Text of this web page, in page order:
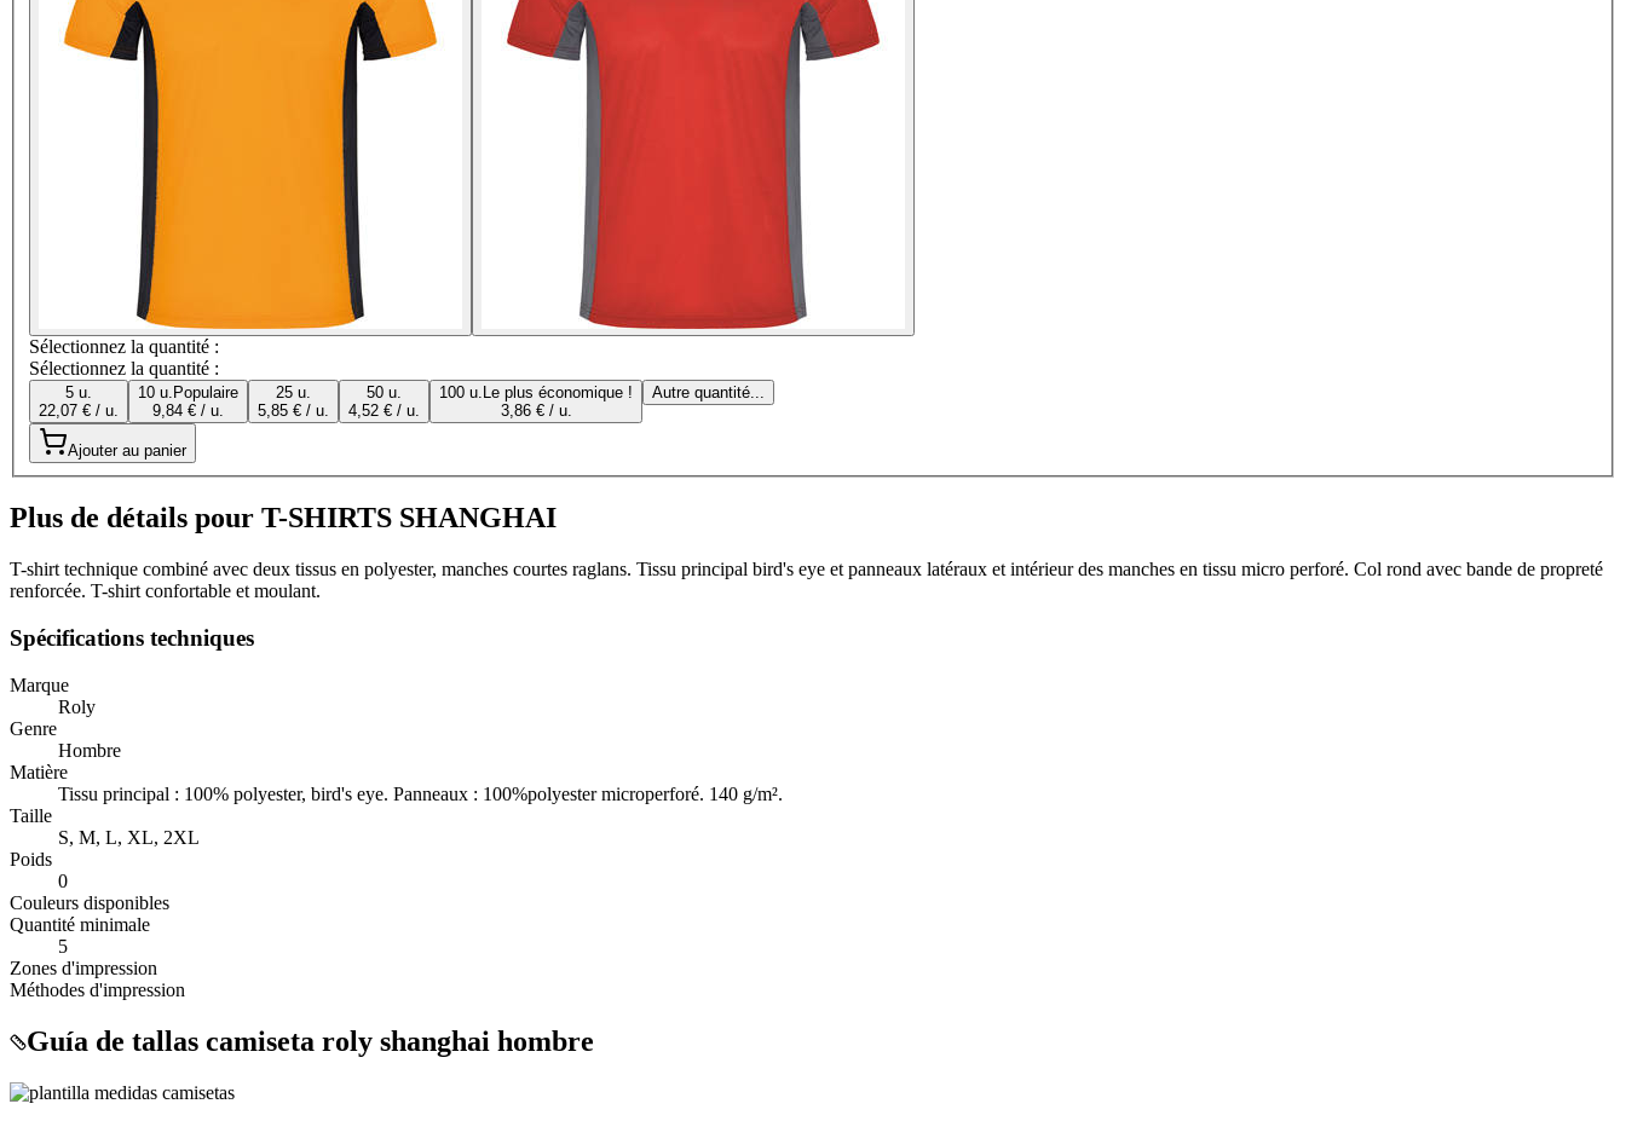
Sélectionnez la quantité :
Sélectionnez la quantité :
5 u.
22,07 € / u.
10 u. Populaire
9,84 € / u.
25 u.
5,85 € / u.
50 u.
4,52 € / u.
100 u. Le plus économique !
3,86 € / u.
Autre quantité...
Ajouter au panier
Plus de détails pour T-SHIRTS SHANGHAI
T-shirt technique combiné avec deux tissus en polyester, manches courtes raglans. Tissu principal bird's eye et panneaux latéraux et intérieur des manches en tissu micro perforé. Col rond avec bande de propreté
renforcée. T-shirt confortable et moulant.
Spécifications techniques
Marque
Roly
Genre
Hombre
Matière
Tissu principal : 100% polyester, bird's eye. Panneaux : 100%polyester microperforé. 140 g/m².
Taille
S, M, L, XL, 2XL
Poids
0
Couleurs disponibles
Quantité minimale
5
Zones d'impression
Méthodes d'impression
Guía de tallas camiseta roly shanghai hombre